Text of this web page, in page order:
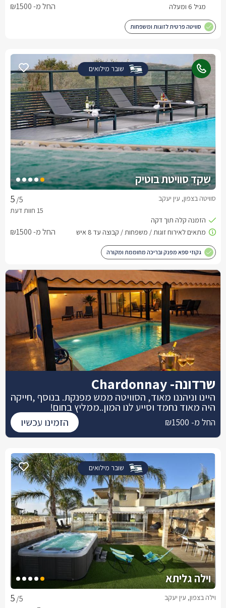
החל מ- ₪1500
סוויטה פרטית לזוגות ומשפחות
שובר מילואים
שקד סוויטת בוטיק
/5 סוויטה בצפון, עין יעקב
החל מ- ₪1500
גקוזי ספא מפנק ובריכה מחוממת ומקורה
שובר מילואים
וילה גליתא
/5 וילה בצפון, עין יעקב
שרדונה- Chardonnay
היינו וניהננו מאוד, הסוויטה ממש מפנקת. בנוסף ,חייקה
היה מאוד נחמד וסייע לנו המון..ממליץ בחום!
החל מ- ₪1500 הזמינו עכשיו